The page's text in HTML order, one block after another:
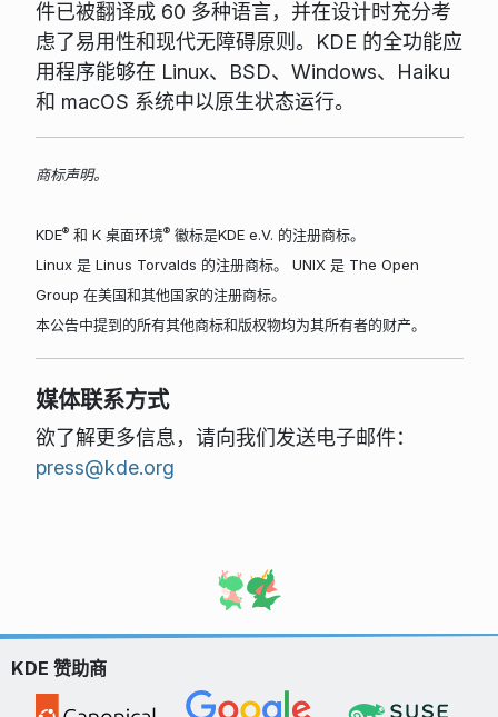
件已被翻译成 60 多种语言，并在设计时充分考
虑了易用性和现代无障碍原则。KDE 的全功能应
用程序能够在 Linux、BSD、Windows、Haiku
和 macOS 系统中以原生状态运行。
商标声明。
KDE®和 K 桌面环境®徽标是KDE e.V. 的注册商标。
Linux 是 Linus Torvalds 的注册商标。 UNIX 是 The Open
Group 在美国和其他国家的注册商标。
本公告中提到的所有其他商标和版权物均为其所有者的财产。
媒体联系方式
欲了解更多信息，请向我们发送电子邮件：
press@kde.org
KDE 赞助商